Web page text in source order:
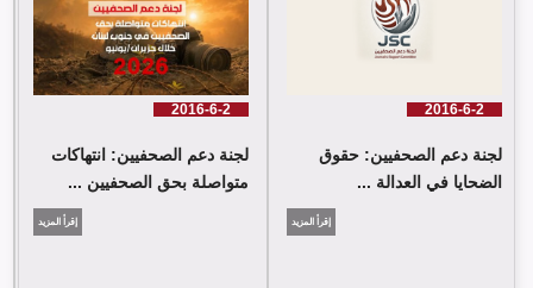
2016-6-2
لجنة دعم الصحفيين: حقوق
الضحايا في العدالة ...
إقرأ المزيد
2016-6-2
لجنة دعم الصحفيين: انتهاكات
متواصلة بحق الصحفيين ...
إقرأ المزيد